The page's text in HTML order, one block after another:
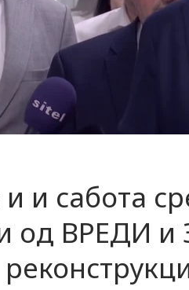
и сабота
од ВРЕДИ и